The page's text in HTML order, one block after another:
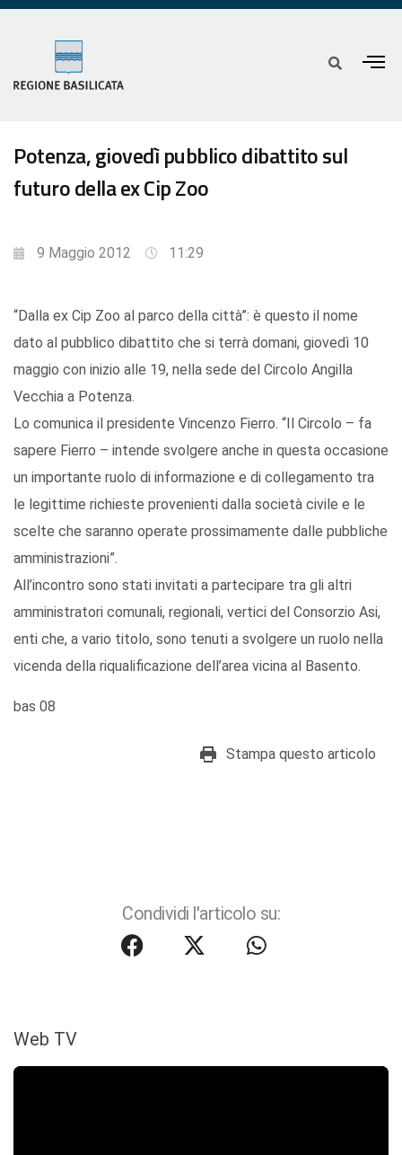
Potenza, giovedì pubblico dibattito sul
futuro della ex Cip Zoo
9 Maggio 2012 11:29
“Dalla ex Cip Zoo al parco della città”: è questo il nome
dato al pubblico dibattito che si terrà domani, giovedì 10
maggio con inizio alle 19, nella sede del Circolo Angilla
Vecchia a Potenza.
Lo comunica il presidente Vincenzo Fierro. “Il Circolo – fa
sapere Fierro – intende svolgere anche in questa occasione
un importante ruolo di informazione e di collegamento tra
le legittime richieste provenienti dalla società civile e le
scelte che saranno operate prossimamente dalle pubbliche
amministrazioni”.
All’incontro sono stati invitati a partecipare tra gli altri
amministratori comunali, regionali, vertici del Consorzio Asi,
enti che, a vario titolo, sono tenuti a svolgere un ruolo nella
vicenda della riqualificazione dell’area vicina al Basento.
bas 08
Stampa questo articolo
Condividi l'articolo su:
Web TV